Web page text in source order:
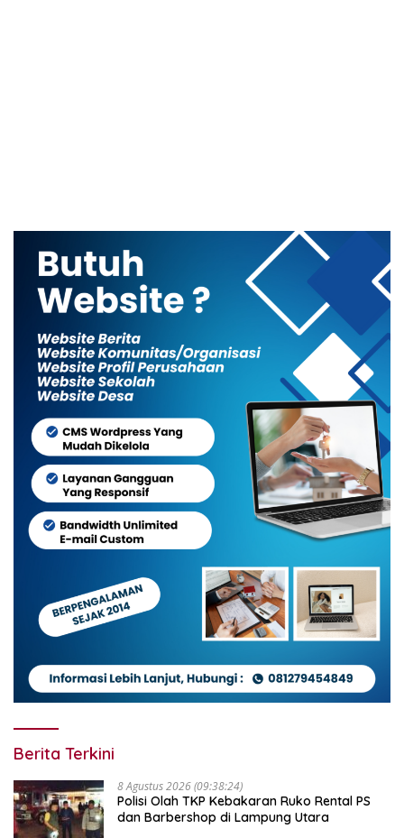
Berita Terkini
8 Agustus 2026 (09:38:24)
Polisi Olah TKP Kebakaran Ruko Rental PS
dan Barbershop di Lampung Utara